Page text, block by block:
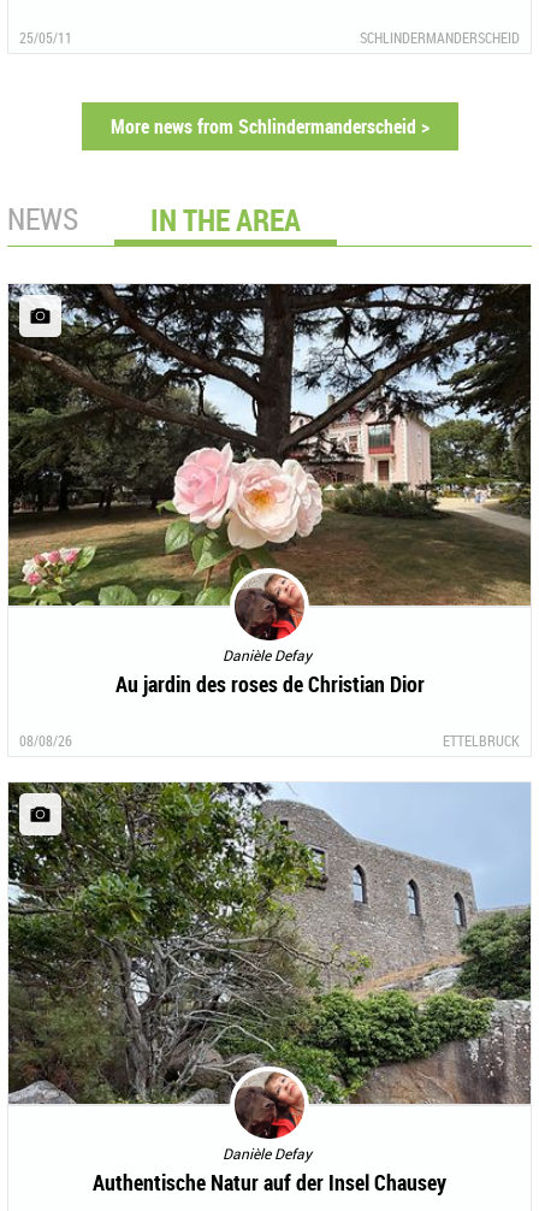
25/05/11 SCHLINDERMANDERSCHEID
More news from Schlindermanderscheid >
NEWS IN THE AREA
Danièle Defay
Au jardin des roses de Christian Dior
08/08/26 ETTELBRUCK
Danièle Defay
Authentische Natur auf der Insel Chausey